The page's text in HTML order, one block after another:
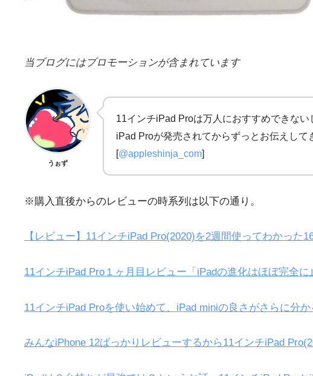
当ブログにはプロモーションが含まれています
うぉず
11インチiPad Proは万人におすすめできな
iPad Proが発売されてからずっとお伝えし
[@appleshinja_com]
※購入直後からのレビューの時系列は以下の通り。
【レビュー】11インチiPad Pro(2020)を2週間使ってわかった
11インチiPad Pro１ヶ月目レビュー「iPadの進化はほぼ完全に
11インチiPad Proを使い始めて、iPad miniの良さがさらに分
みんなiPhone 12ばっかりレビューするから11インチiPad